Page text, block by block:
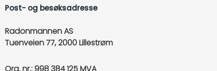
Post- og besøksadresse
Radonmannen AS
Tuenveien 77, 2000 Lillestrøm
Org. nr.: 998 384 125 MVA